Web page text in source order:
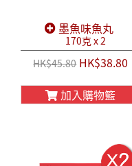
墨魚味魚丸
170克 x 2
HK$45.80HK$38.80
加入購物籃